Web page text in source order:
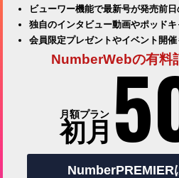
ビューワー機能で最新号が発売前
独自のインタビュー動画やポッド
会員限定プレゼントやイベント開催
NumberWebの有料
月額プラン
初月
NumberPREMIER